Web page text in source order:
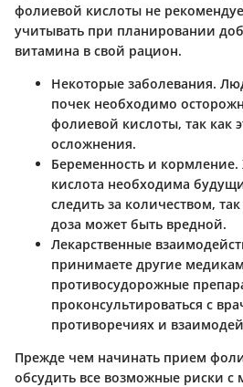
фолиевой кислоты не
учитывать при планировании
витамина в свой рацион.
Некоторые заболевания.
почек необходимо
фолиевой кислоты, так как
осложнения.
Беременность и кормление.
кислота необходима
следить за количеством,
доза может быть вредной.
Лекарственные
принимаете другие
противосудорожные
проконсультироваться с
противоречиях и
Прежде чем начинать прием
обсудить все возможные риски с